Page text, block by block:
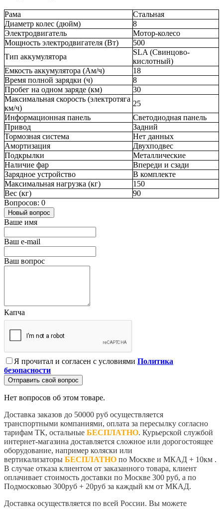
Рама
Стальная
Диаметр колес (дюйм)
8
Электродвигатель
Мотор-колесо
Мощность электродвигателя (Вт)
500
Тип аккумулятора
SLA (Свинцово-
кислотный)
Емкость аккумулятора (Ам/ч)
18
Время полной зарядки (ч)
8
Пробег на одном заряде (км)
30
Максимальная скорость (электротяга
км/ч)
25
Информационная панель
Светодиодная панель
Привод
Задний
Тормозная система
Нет данных
Амортизация
Двухподвес
Подкрылки
Металлические
Наличие фар
Впереди и сзади
Зарядное устройство
В комплекте
Максимальная нагрузка (кг)
150
Вес (кг)
90
Вопросов: 0
Новый вопрос
Ваше имя
Ваш e-mail
Ваш вопрос
Капча
Я прочитал и согласен с условиями Политика
безопасности
Отправить свой вопрос
Нет вопросов об этом товаре.
Доставка заказов до 50000 руб осуществляется
транспортными компаниями, оплата за пересылку согласно
тарифам ТК, остальные БЕСПЛАТНО. Курьерской службой
интернет-магазина доставляется сложное или дорогостоящее
оборудование, например коляски или
вертикализаторы БЕСПЛАТНО по Москве и МКАД + 10км .
В случае отказа клиентом от заказанного товара, клиент
оплачивает стоимость доставки по Москве 300 руб, а по
Подмосковью 300руб + 20руб за каждый км от МКАД.
Доставка осуществляется по всей России. Вы можете